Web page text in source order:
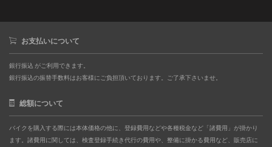
お支払いについて
銀行振込 がご利用できます。
銀行振込の振替手数料はお客様にご負担頂いております。ご了承下さいませ。
総額について
バイクを購入する際には本体価格の他に、登録費用などや各種税金など「諸費用」が掛かり
ます。諸費用に関しては、検査登録手続き代行の費用や、整備に掛かる費用など、販売店に